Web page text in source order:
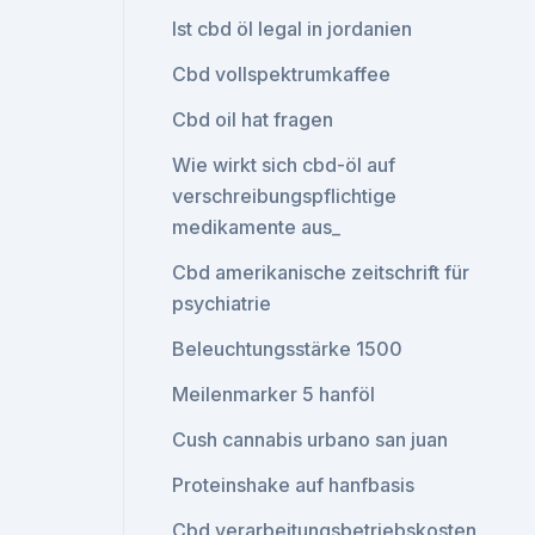
Ist cbd öl legal in jordanien
Cbd vollspektrumkaffee
Cbd oil hat fragen
Wie wirkt sich cbd-öl auf
verschreibungspflichtige
medikamente aus_
Cbd amerikanische zeitschrift für
psychiatrie
Beleuchtungsstärke 1500
Meilenmarker 5 hanföl
Cush cannabis urbano san juan
Proteinshake auf hanfbasis
Cbd verarbeitungsbetriebskosten